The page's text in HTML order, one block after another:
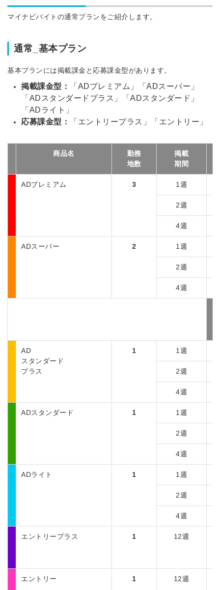
マイナビバイトの通常プランをご紹介します。
通常_基本プラン
基本プランには掲載課金と応募課金型があります。
掲載課金型：
「ADプレミアム」「ADスーパー」
「ADスタンダードプラス」「ADスタンダード」
「ADライト」
応募課金型：
「エントリープラス」「エントリー」
商品名
勤務
地数
掲載
期間
ADプレミアム 3 1週
2週
4週
ADスーパー 2 1週
2週
4週
AD
スタンダード
プラス
1 1週
2週
4週
ADスタンダード 1 1週
2週
4週
ADライト 1 1週
2週
4週
エントリープラス 1 12週
エントリー 1 12週